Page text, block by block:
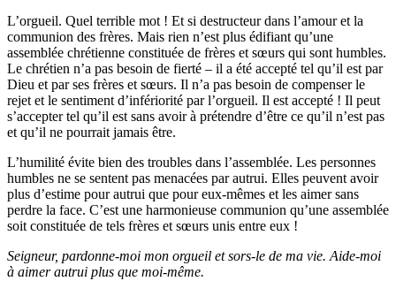
L’orgueil. Quel terrible mot ! Et si destructeur dans l’amour et la
communion des frères. Mais rien n’est plus édifiant qu’une
assemblée chrétienne constituée de frères et sœurs qui sont humbles.
Le chrétien n’a pas besoin de fierté – il a été accepté tel qu’il est par
Dieu et par ses frères et sœurs. Il n’a pas besoin de compenser le
rejet et le sentiment d’infériorité par l’orgueil. Il est accepté ! Il peut
s’accepter tel qu’il est sans avoir à prétendre d’être ce qu’il n’est pas
et qu’il ne pourrait jamais être.
L’humilité évite bien des troubles dans l’assemblée. Les personnes
humbles ne se sentent pas menacées par autrui. Elles peuvent avoir
plus d’estime pour autrui que pour eux-mêmes et les aimer sans
perdre la face. C’est une harmonieuse communion qu’une assemblée
soit constituée de tels frères et sœurs unis entre eux !
Seigneur, pardonne-moi mon orgueil et sors-le de ma vie. Aide-moi
à aimer autrui plus que moi-même.